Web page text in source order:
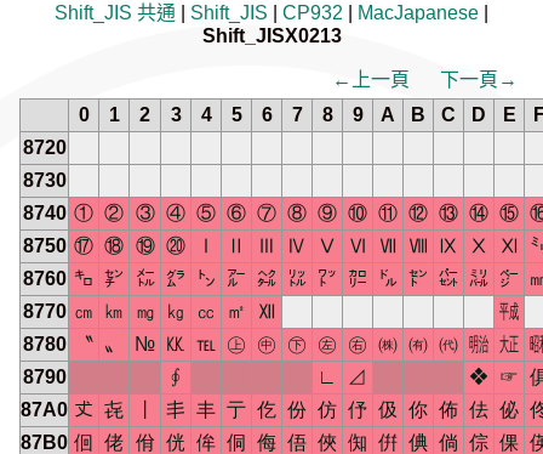
Shift_JIS 共通 Shift_JIS CP932 MacJapanese
Shift_JISX0213
←上一頁
下一頁→
0
1 2 3 4 5 6 7 8 9 A B C D E
8720
8730
8740 ① ② ③ ④ ⑤ ⑥ ⑦ ⑧ ⑨ ⑩ ⑪ ⑫ ⑬ ⑭ ⑮
8750 ⑰ ⑱ ⑲ ⑳ Ⅰ Ⅱ Ⅲ Ⅳ Ⅴ Ⅵ Ⅶ Ⅷ Ⅸ Ⅹ Ⅺ
8760 ㌔ ㌢ ㍍ ㌘ ㌧ ㌃ ㌶ ㍑ ㍗ ㌍ ㌦ ㌣ ㌫ ㍊ ㌻
8770 ㎝ ㎞ ㎎ ㎏ ㏄ ㎡ Ⅻ
㍻
8780
〝 〟 № ㏍ ℡ ㊤ ㊥ ㊦ ㊧ ㊨ ㈱ ㈲ ㈹ ㍾ ㍽
8790
∮ ∟ ⊿ ❖ ☞
87A0 𠀋 㐂 丯 丰 亍 仡 份 仿 伃 伋 你 佈 佉 佖
87B0 佪 佬 佾 侊 侔 侗 侮 俉 俠 倁 倂 倎 倘 倧 倮